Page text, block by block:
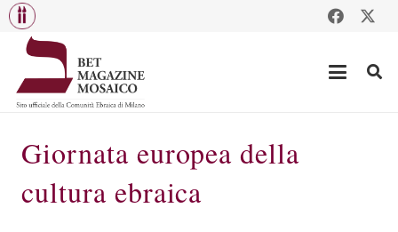
Giornata europea della
cultura ebraica